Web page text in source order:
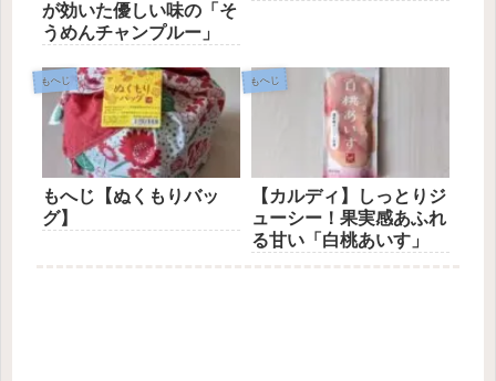
が効いた優しい味の「そ
うめんチャンプルー」
もへじ
もへじ【ぬくもりバッ
グ】
もへじ
【カルディ】しっとりジ
ューシー！果実感あふれ
る甘い「白桃あいす」